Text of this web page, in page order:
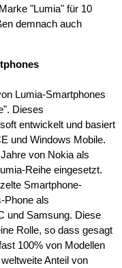
"Lumia" für 10
demnach auch
Lumia-Smartphones
Dieses
entwickelt und basiert
und Windows Mobile.
von Nokia als
Reihe eingesetzt.
Smartphone-
Phone als
und Samsung. Diese
Rolle, so dass gesagt
100% von Modellen
Anteil von